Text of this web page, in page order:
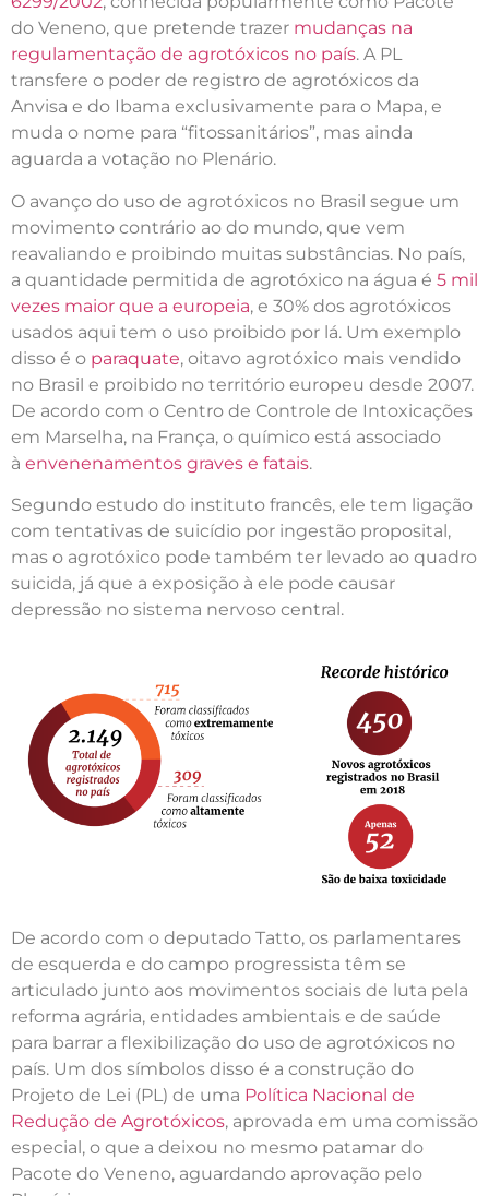
do Veneno, que pretende trazer mudanças na
regulamentação de agrotóxicos no país. A PL
transfere o poder de registro de agrotóxicos da
Anvisa e do Ibama exclusivamente para o Mapa, e
muda o nome para “fitossanitários”, mas ainda
aguarda a votação no Plenário.
O avanço do uso de agrotóxicos no Brasil segue um
movimento contrário ao do mundo, que vem
reavaliando e proibindo muitas substâncias. No país,
a quantidade permitida de agrotóxico na água é 5 mil
vezes maior que a europeia, e 30% dos agrotóxicos
usados aqui tem o uso proibido por lá. Um exemplo
disso é o paraquate, oitavo agrotóxico mais vendido
no Brasil e proibido no território europeu desde 2007.
De acordo com o Centro de Controle de Intoxicações
em Marselha, na França, o químico está associado
à envenenamentos graves e fatais.
Segundo estudo do instituto francês, ele tem ligação
com tentativas de suicídio por ingestão proposital,
mas o agrotóxico pode também ter levado ao quadro
suicida, já que a exposição à ele pode causar
depressão no sistema nervoso central.
De acordo com o deputado Tatto, os parlamentares
de esquerda e do campo progressista têm se
articulado junto aos movimentos sociais de luta pela
reforma agrária, entidades ambientais e de saúde
para barrar a flexibilização do uso de agrotóxicos no
país. Um dos símbolos disso é a construção do
Projeto de Lei (PL) de uma Política Nacional de
Redução de Agrotóxicos, aprovada em uma comissão
especial, o que a deixou no mesmo patamar do
Pacote do Veneno, aguardando aprovação pelo